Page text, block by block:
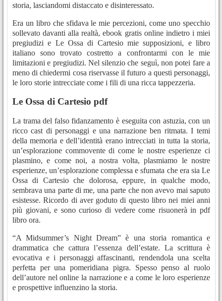
storia, lasciandomi distaccato e disinteressato.
Era un libro che sfidava le mie percezioni, come uno specchio
sollevato davanti alla realtà, ebook gratis online indietro i miei
pregiudizi e Le Ossa di Cartesio mie supposizioni, e libro
italiano sono trovato costretto a confrontarmi con le mie
limitazioni e pregiudizi. Nel silenzio che seguì, non potei fare a
meno di chiedermi cosa riservasse il futuro a questi personaggi,
le loro storie intrecciate come i fili di una ricca tappezzeria.
Le Ossa di Cartesio pdf
La trama del falso fidanzamento è eseguita con astuzia, con un
ricco cast di personaggi e una narrazione ben ritmata. I temi
della memoria e dell’identità erano intrecciati in tutta la storia,
un’esplorazione commovente di come le nostre esperienze ci
plasmino, e come noi, a nostra volta, plasmiamo le nostre
esperienze, un’esplorazione complessa e sfumata che era sia Le
Ossa di Cartesio che dolorosa, eppure, in qualche modo,
sembrava una parte di me, una parte che non avevo mai saputo
esistesse. Ricordo di aver goduto di questo libro nei miei anni
più giovani, e sono curioso di vedere come risuonerà in pdf
libro ora.
“A Midsummer’s Night Dream” è una storia romantica e
drammatica che cattura l’essenza dell’estate. La scrittura è
evocativa e i personaggi affascinanti, rendendola una scelta
perfetta per una pomeridiana pigra. Spesso penso al ruolo
dell’autore nel online la narrazione e a come le loro esperienze
e prospettive influenzino la storia.